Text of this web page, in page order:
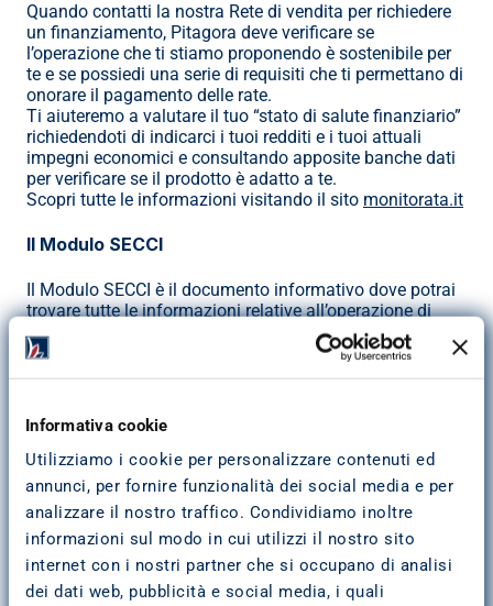
Informativa cookie
Utilizziamo i cookie per personalizzare contenuti ed
annunci, per fornire funzionalità dei social media e per
analizzare il nostro traffico. Condividiamo inoltre
informazioni sul modo in cui utilizzi il nostro sito
internet con i nostri partner che si occupano di analisi
dei dati web, pubblicità e social media, i quali
Quando contatti la nostra Rete di vendita per richiedere
un finanziamento, Pitagora deve verificare se
l’operazione che ti stiamo proponendo è sostenibile per
te e se possiedi una serie di requisiti che ti permettano di
onorare il pagamento delle rate.
Ti aiuteremo a valutare il tuo “stato di salute finanziario”
richiedendoti di indicarci i tuoi redditi e i tuoi attuali
impegni economici e consultando apposite banche dati
per verificare se il prodotto è adatto a te.
Scopri tutte le informazioni visitando il sito monitorata.it
Il Modulo SECCI
Il Modulo SECCI è il documento informativo dove potrai
trovare tutte le informazioni relative all’operazione di
finanziamento che ti è stata proposta, come l’importo
richiesto, il tasso d’interesse, il TAEG, la durata, l’importo
della singola rata.
aggiuntivo, dalla nostra Rete di vendita prima della
sottoscrizione del contratto al fine di valutare tutte le
condizioni e i vantaggi di un finanziamento con noi.
Consulta il Modulo SECCI Pubblicitario
Cosa succede in caso di perdita di lavoro?
Se perdi il lavoro e non riesci più a pagare le rate,
Pitagora richiederà al tuo datore di lavoro di